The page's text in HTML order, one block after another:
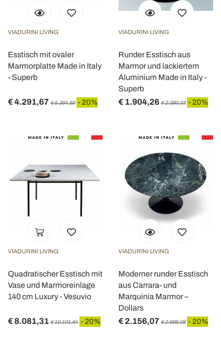
VIADURINI LIVING
Esstisch mit ovaler
Marmorplatte Made in Italy
- Superb
€ 4.291,67 € 5.364,59 - 20%
VIADURINI LIVING
Runder Esstisch aus
Marmor und lackiertem
Aluminium Made in Italy -
Superb
€ 1.904,26 € 2.380,33 - 20%
VIADURINI LIVING
Quadratischer Esstisch mit
Vase und Marmoreinlage
140 cm Luxury - Vesuvio
€ 8.081,31 € 10.101,64 - 20%
VIADURINI LIVING
Moderner runder Esstisch
aus Carrara- und
Marquinia Marmor –
Dollars
€ 2.156,07 € 2.695,08 - 20%